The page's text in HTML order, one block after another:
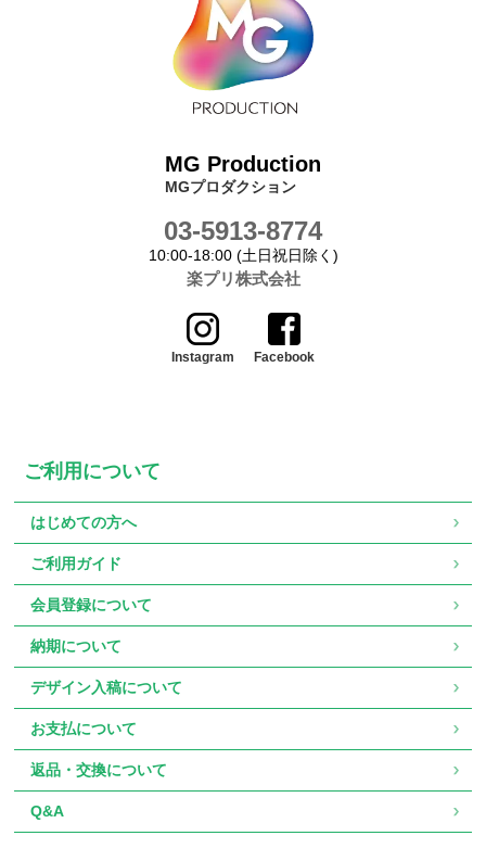
MG Production
MGプロダクション
03-5913-8774
10:00-18:00 (土日祝日除く)
楽プリ株式会社
Instagram Facebook
ご利用について
はじめての方へ
ご利用ガイド
会員登録について
納期について
デザイン入稿について
お支払について
返品・交換について
Q&A